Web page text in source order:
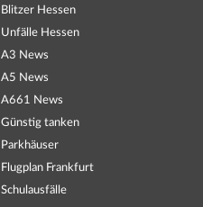
Blitzer Hessen
Unfälle Hessen
A3 News
A5 News
A661 News
Günstig tanken
Parkhäuser
Flugplan Frankfurt
Schulausfälle